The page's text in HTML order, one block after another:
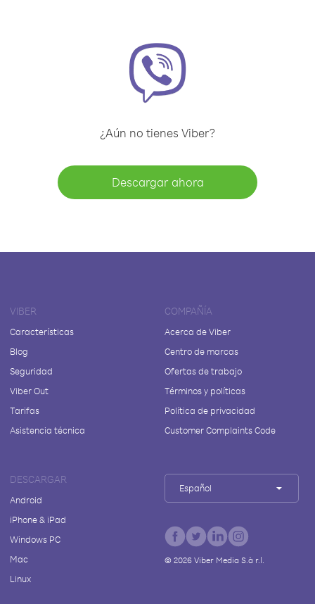
¿Aún no tienes Viber?
Descargar ahora
VIBER
Características
Blog
Seguridad
Viber Out
Tarifas
Asistencia técnica
COMPAÑÍA
Acerca de Viber
Centro de marcas
Ofertas de trabajo
Términos y políticas
Política de privacidad
Customer Complaints Code
DESCARGAR
Android
iPhone & iPad
Windows PC
Mac
Linux
Español
© 2026Viber Media S.à r.l.